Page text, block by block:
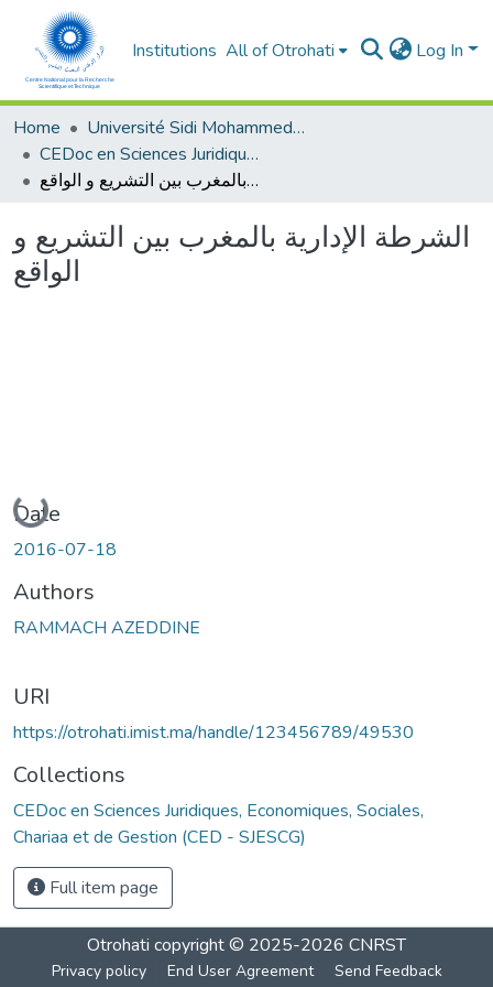
Institutions All of Otrohati Log In
Home
Université Sidi Mohammed Ben Abdellah - Fès
CEDoc en Sciences Juridiques, Economiques, Sociales, Chariaa et de Gestion (CED - SJESCG)
الشرطة الإدارية بالمغرب بين التشريع و الواقع
الشرطة الإدارية بالمغرب بين التشريع و
الواقع
Loading...
Date
2016-07-18
Authors
RAMMACH AZEDDINE
URI
https://otrohati.imist.ma/handle/123456789/49530
Collections
CEDoc en Sciences Juridiques, Economiques, Sociales,
Chariaa et de Gestion (CED - SJESCG)
Full item page
Otrohati copyright © 2025-2026 CNRST
Privacy policy End User Agreement Send Feedback